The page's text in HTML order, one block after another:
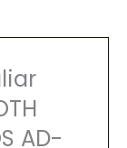
AD-